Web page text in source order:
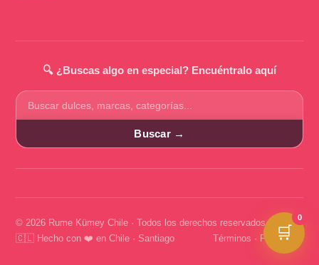
🔍 ¿Buscas algo en especial? Encuéntralo aquí
Buscar
productos
Buscar →
© 2026 Rume Kümey Chile · Todos los derechos reservados
🇨🇱 Hecho con ❤️ en Chile · Santiago
Términos · Privacidad
🛒
0